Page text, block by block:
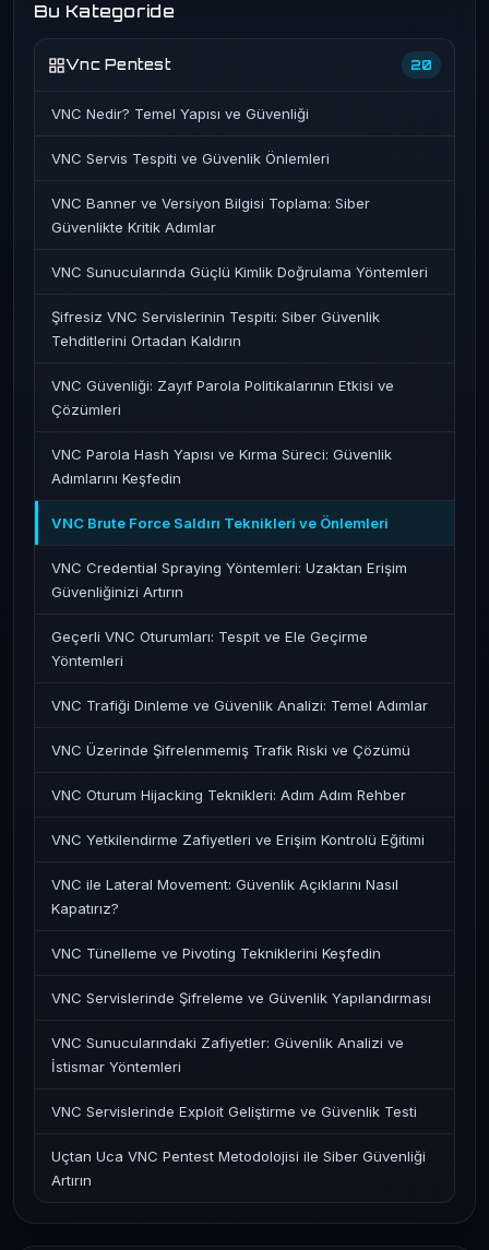
Bu Kategoride
Vnc Pentest 20
VNC Nedir? Temel Yapısı ve Güvenliği
VNC Servis Tespiti ve Güvenlik Önlemleri
VNC Banner ve Versiyon Bilgisi Toplama: Siber
Güvenlikte Kritik Adımlar
VNC Sunucularında Güçlü Kimlik Doğrulama Yöntemleri
Şifresiz VNC Servislerinin Tespiti: Siber Güvenlik
Tehditlerini Ortadan Kaldırın
VNC Güvenliği: Zayıf Parola Politikalarının Etkisi ve
Çözümleri
VNC Parola Hash Yapısı ve Kırma Süreci: Güvenlik
Adımlarını Keşfedin
VNC Brute Force Saldırı Teknikleri ve Önlemleri
VNC Credential Spraying Yöntemleri: Uzaktan Erişim
Güvenliğinizi Artırın
Geçerli VNC Oturumları: Tespit ve Ele Geçirme
Yöntemleri
VNC Trafiği Dinleme ve Güvenlik Analizi: Temel Adımlar
VNC Üzerinde Şifrelenmemiş Trafik Riski ve Çözümü
VNC Oturum Hijacking Teknikleri: Adım Adım Rehber
VNC Yetkilendirme Zafiyetleri ve Erişim Kontrolü Eğitimi
VNC ile Lateral Movement: Güvenlik Açıklarını Nasıl
Kapatırız?
VNC Tünelleme ve Pivoting Tekniklerini Keşfedin
VNC Servislerinde Şifreleme ve Güvenlik Yapılandırması
VNC Sunucularındaki Zafiyetler: Güvenlik Analizi ve
İstismar Yöntemleri
VNC Servislerinde Exploit Geliştirme ve Güvenlik Testi
Uçtan Uca VNC Pentest Metodolojisi ile Siber Güvenliği
Artırın